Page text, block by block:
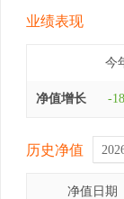
业绩表现
今
净值增长 -
历史净值
净值日期